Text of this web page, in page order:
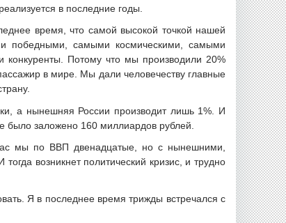
в последние годы.
время, что самой высокой точкой нашей
победными, самыми космическими, самыми
Потому что мы производили 20%
в мире. Мы дали человечеству главные
а нынешняя России производит лишь 1%. И
было заложено 160 миллиардов рублей.
мы по ВВП двенадцатые, но с нынешними,
возникнет политический кризис, и трудно
Я в последнее время трижды встречался с